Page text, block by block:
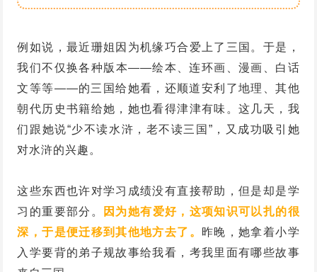
例如说，最近珊姐因为机缘巧合爱上了三国。于是，
我们不仅换各种版本——绘本、连环画、漫画、白话
文等等——的三国给她看，还顺道安利了地理、其他
朝代历史书籍给她，她也看得津津有味。这几天，我
们跟她说“少不读水浒，老不读三国”，又成功吸引她
对水浒的兴趣。
这些东西也许对学习成绩没有直接帮助，但是却是学
习的重要部分。
因为她有爱好，这项知识可以扎的很
深，于是便迁移到其他地方去了。 昨晚，她拿着小学
入学要背的弟子规故事给我看，考我里面有哪些故事